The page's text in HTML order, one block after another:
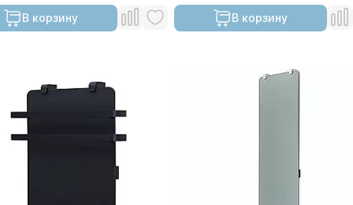
В корзину В корзину